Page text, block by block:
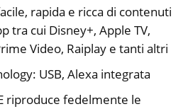
rapida e ricca di contenuti
tra cui Disney+, Apple TV,
Video, Raiplay e tanti altri
USB, Alexa integrata
riproduce fedelmente le